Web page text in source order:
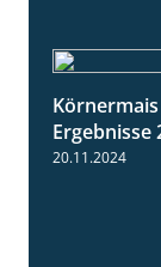
Ergebnisse
20.11.2024